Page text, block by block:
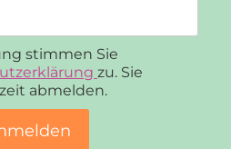
stimmen Sie
zu. Sie
abmelden.